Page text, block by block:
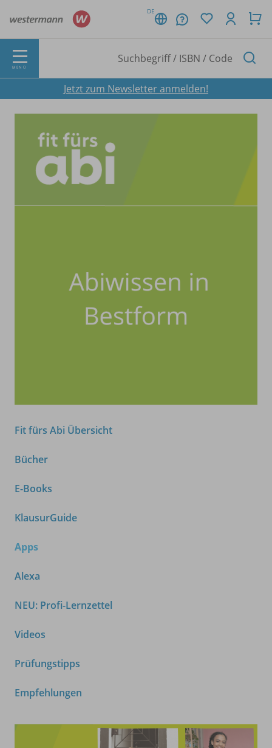
DE
MENÜ
Jetzt zum Newsletter anmelden!
Fit fürs Abi Übersicht
Bücher
E-Books
KlausurGuide
Apps
Alexa
NEU: Profi-Lernzettel
Videos
Prüfungstipps
Empfehlungen